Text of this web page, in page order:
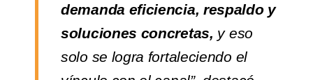
demanda eficiencia, respaldo y
soluciones concretas, y eso
solo se logra fortaleciendo el